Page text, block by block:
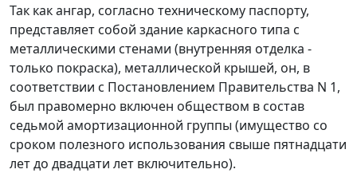
Так как ангар, согласно техническому паспорту,
представляет собой здание каркасного типа с
металлическими стенами (внутренняя отделка -
только покраска), металлической крышей, он, в
соответствии с Постановлением Правительства N 1,
был правомерно включен обществом в состав
седьмой амортизационной группы (имущество со
сроком полезного использования свыше пятнадцати
лет до двадцати лет включительно).